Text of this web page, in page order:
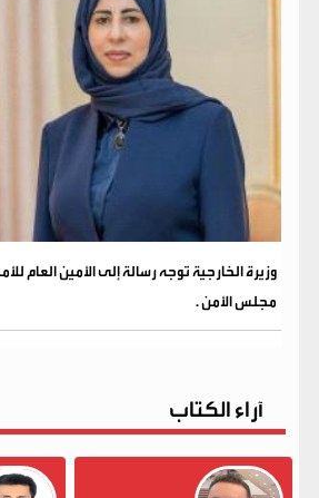
وزيرة الخارجية توجه رسالة إلى الأمين العام
مجلس الأمن .
آراء الكتاب